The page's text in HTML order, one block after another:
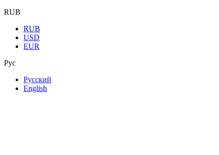
RUB
RUB
USD
EUR
Рус
Русский
English